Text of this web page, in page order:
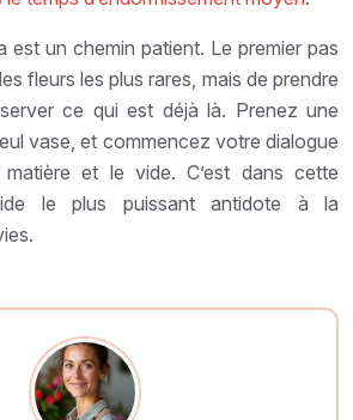
est un chemin patient. Le premier pas
fleurs les plus rares, mais de prendre
ce qui est déjà là. Prenez une
vase, et commencez votre dialogue
et le vide. C’est dans cette
le plus puissant antidote à la